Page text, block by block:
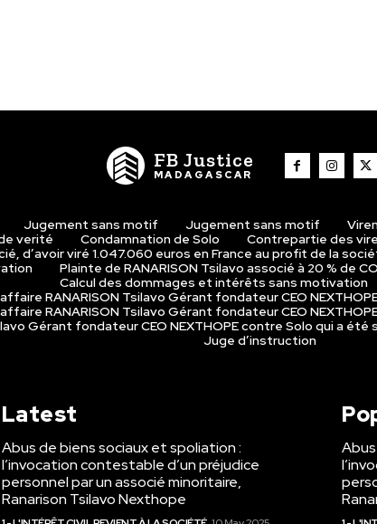
FB Justice
MADAGASCAR
Jugement sans motif Jugement sans motif
verité Condamnation de Solo Contrepartie des
d’avoir viré 1.047.060 euros en France au profit de la
Plainte de RANARISON Tsilavo associé à 20 % de
Calcul des dommages et intérêts sans motivation
RANARISON Tsilavo Gérant fondateur CEO
RANARISON Tsilavo Gérant fondateur CEO
Gérant fondateur CEO NEXTHOPE contre Solo qui a
Juge d’instruction
Latest
Abus de biens sociaux et spoliation :
l’invocation contestable d’un préjudice
personnel par un associé minoritaire,
Ranarison Tsilavo Nexthope